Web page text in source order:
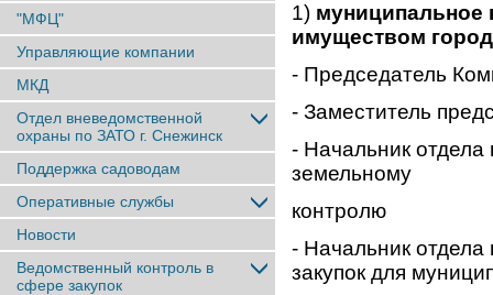
"МФЦ"
Управляющие компании
МКД
Отдел вневедомственной
охраны по ЗАТО г. Снежинск
Поддержка садоводам
Оперативные службы
Новости
Ведомственный контроль в
сфере закупок
1) муниципальное
имуществом
- Председатель
- Заместитель
- Начальник
земельному
контролю
- Начальник
закупок для